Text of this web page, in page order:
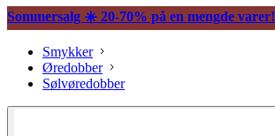
Sommersalg ☀️ 20-70% på en mengde varer!
Smykker
Øredobber
Sølvøredobber